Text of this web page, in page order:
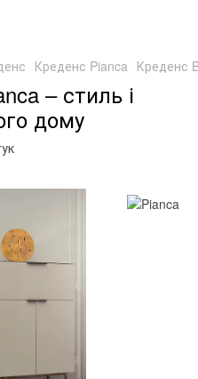
Креденс Pianca Креденс
– стиль і
дому